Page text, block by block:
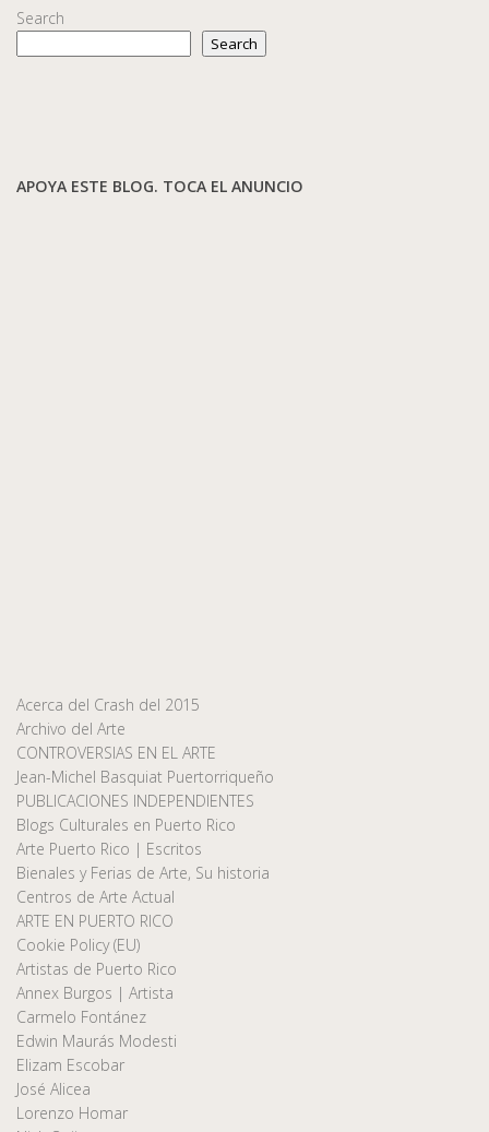
Search
Search
APOYA ESTE BLOG. TOCA EL ANUNCIO
Acerca del Crash del 2015
Archivo del Arte
CONTROVERSIAS EN EL ARTE
Jean-Michel Basquiat Puertorriqueño
PUBLICACIONES INDEPENDIENTES
Blogs Culturales en Puerto Rico
Arte Puerto Rico | Escritos
Bienales y Ferias de Arte, Su historia
Centros de Arte Actual
ARTE EN PUERTO RICO
Cookie Policy (EU)
Artistas de Puerto Rico
Annex Burgos | Artista
Carmelo Fontánez
Edwin Maurás Modesti
Elizam Escobar
José Alicea
Lorenzo Homar